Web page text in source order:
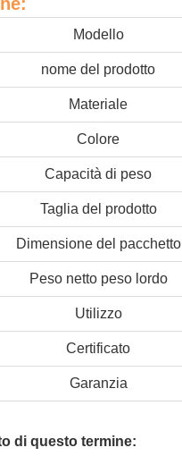
Modello
nome del prodotto
Materiale
Colore
Capacità di peso
Taglia del prodotto
Dimensione del pacchetto
Peso netto peso lordo
Utilizzo
Certificato
Garanzia
di questo termine: